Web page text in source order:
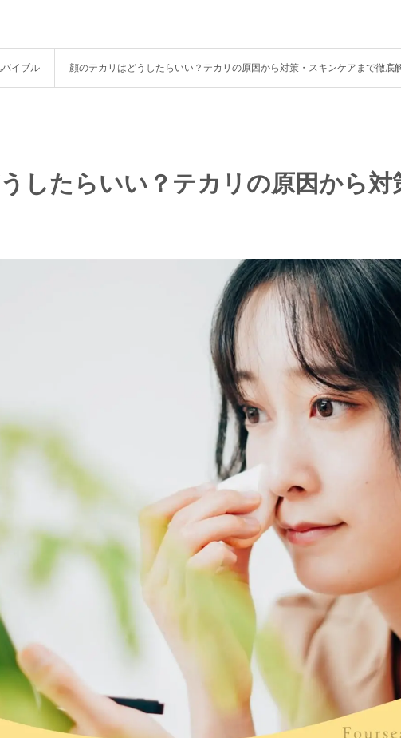
イブル 顔のテカリはどうしたらいい？テカリの原因から対策・スキンケアまで徹底
したらいい？テカリの原因から